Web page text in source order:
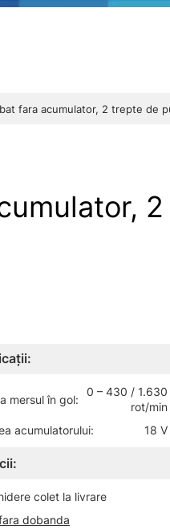
fara acumulator, 2 trepte de
mersul în gol:
0 – 430 / 1.630
rot/min
acumulatorului:
18 V
colet la livrare
dobanda